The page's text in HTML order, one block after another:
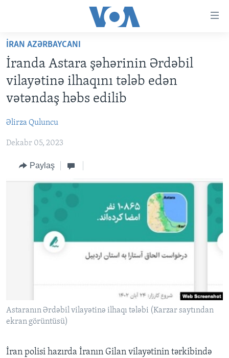
Skip
main
content
main
Skip
Search
ANA SƏHİFƏ
PROQRAMLAR
AMERIKA İCMALI
FAKTLAR NƏ DEYIR?
AZƏRBAYCAN
UKRAYNA BÖHRANI
İSRAIL-HƏMAS MÜNAQIŞƏSI
ABŞ
ABŞ SEÇKILƏRI 2024
İRAN AZƏRBAYCANI
VIDEOLAR
MEDIA AZADLIĞI
LEARNING ENGLISH
İRAN AZƏRBAYCANI
İranda Astara şəhərinin Ərdəbil
vilayətinə ilhaqını tələb edən
vətəndaş həbs edilib
Əlirza Quluncu
Dekabr 05, 2023
Paylaş
Astaranın Ərdəbil vilayətinə ilhaqı tələbi (Karzar saytından
ekran görüntüsü)
İran polisi hazırda İranın Gilan vilayətinin tərkibində